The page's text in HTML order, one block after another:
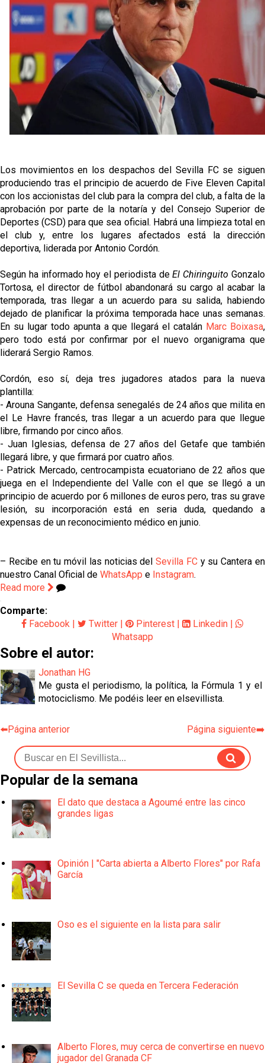
El Sevilla FC plantea ampliar hasta cinco fichajes
más antes del cierre
El Rayo Vallecano llega a la cita de Nervión con
derrota
Crónica Pretemporada | Xerez DFC 1-0 Sevilla
Atlético
Los movimientos en los despachos del Sevilla FC se siguen
produciendo tras el principio de acuerdo de Five Eleven Capital
con los accionistas del club para la compra del club, a falta de la
aprobación por parte de la notaría y del Consejo Superior de
Deportes (CSD) para que sea oficial. Habrá una limpieza total en
el club y, entre los lugares afectados está la dirección
deportiva, liderada por Antonio Cordón.
Según ha informado hoy el periodista deEl Chiringuito Gonzalo
Tortosa, el director de fútbol abandonará su cargo al acabar la
temporada, tras llegar a un acuerdo para su salida, habiendo
dejado de planificar la próxima temporada hace unas semanas.
En su lugar todo apunta a que llegará el catalán Marc Boixasa,
pero todo está por confirmar por el nuevo organigrama que
liderará Sergio Ramos.
Cordón, eso sí, deja tres jugadores atados para la nueva
plantilla:
- Arouna Sangante, defensa senegalés de 24 años que milita en
el Le Havre francés, tras llegar a un acuerdo para que llegue
libre, firmando por cinco años.
- Juan Iglesias, defensa de 27 años del Getafe que también
llegará libre, y que firmará por cuatro años.
- Patrick Mercado, centrocampista ecuatoriano de 22 años que
juega en el Independiente del Valle con el que se llegó a un
principio de acuerdo por 6 millones de euros pero, tras su grave
lesión, su incorporación está en seria duda, quedando a
expensas de un reconocimiento médico en junio.
– Recibe en tu móvil las noticias delSevilla FCy su Cantera en
nuestro Canal Oficial de WhatsApp e Instagram.
Read more
Comparte:
Facebook
Twitter Pinterest Linkedin
Whatsapp
Sobre el autor:
Jonathan HG
Me gusta el periodismo, la política, la Fórmula 1 y el
motociclismo. Me podéis leer en elsevillista.
⬅️Página anterior Página siguiente➡️
Popular de la semana
El dato que destaca a Agoumé entre las cinco
grandes ligas
Opinión | "Carta abierta a Alberto Flores" por Rafa
García
Oso es el siguiente en la lista para salir
El Sevilla C se queda en Tercera Federación
Alberto Flores, muy cerca de convertirse en nuevo
jugador del Granada CF